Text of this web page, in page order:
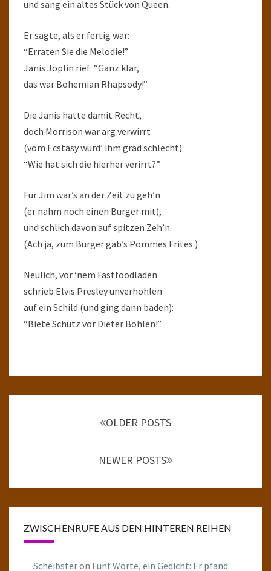
und sang ein altes Stück von Queen.
Er sagte, als er fertig war:
“Erraten Sie die Melodie!”
Janis Joplin rief: “Ganz klar,
das war Bohemian Rhapsody!”
Die Janis hatte damit Recht,
doch Morrison war arg verwirrt
(vom Ecstasy wurd’ ihm grad schlecht):
“Wie hat sich die hierher verirrt?”
Für Jim war’s an der Zeit zu geh’n
(er nahm noch einen Burger mit),
und schlich davon auf spitzen Zeh’n.
(Ach ja, zum Burger gab’s Pommes Frites.)
Neulich, vor ‘nem Fastfoodladen
schrieb Elvis Presley unverhohlen
auf ein Schild (und ging dann baden):
“Biete Schutz vor Dieter Bohlen!”
OLDER POSTS
NEWER POSTS
ZWISCHENRUFE AUS DEN HINTEREN REIHEN
Scheibsteron Fünf Worte, ein Gedicht: Er pfand